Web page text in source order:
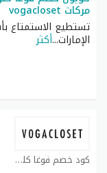
مركات vogacloset
تستطيع الاستمتاع
الإمارات...أكثر
كود خصم فوغا كلوسيت كوبون